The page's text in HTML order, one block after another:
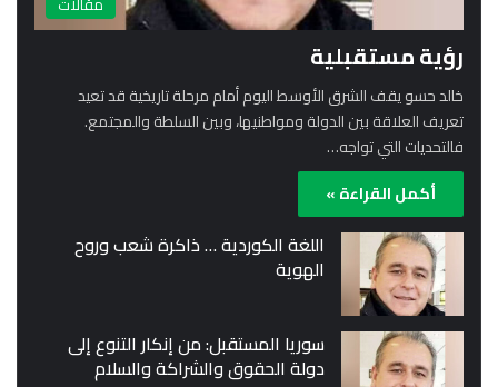
رؤية مستقبلية
خالد حسو يقف الشرق الأوسط اليوم أمام مرحلة تاريخية قد تعيد
تعريف العلاقة بين الدولة ومواطنيها، وبين السلطة والمجتمع.
فالتحديات التي تواجه…
أكمل القراءة »
اللغة الكوردية … ذاكرة شعب وروح
الهوية
سوريا المستقبل: من إنكار التنوع إلى
دولة الحقوق والشراكة والسلام